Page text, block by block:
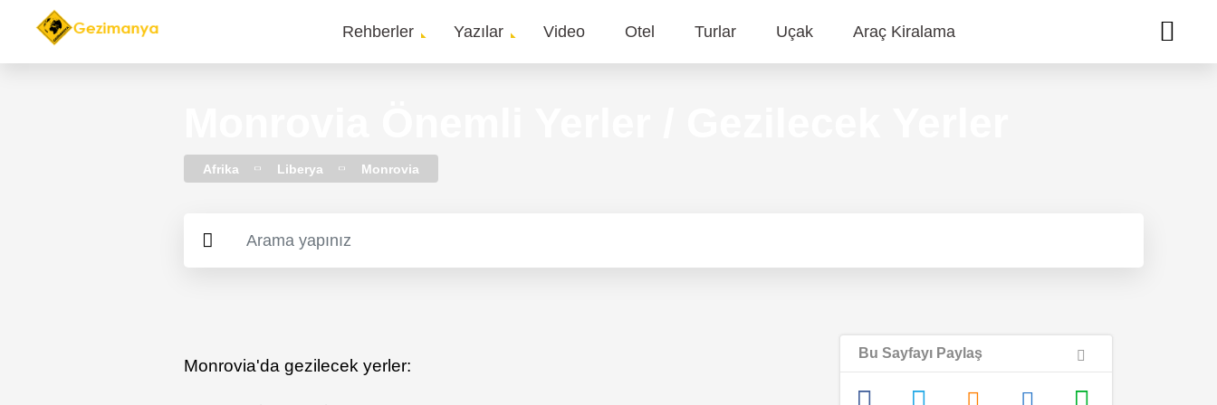
Main
Rehberler Yazılar Video Otel Turlar Uçak Araç Kiralama
Afrika Liberya Monrovia
​Monrovia'da gezilecek yerler:
Bu Sayfayı Paylaş